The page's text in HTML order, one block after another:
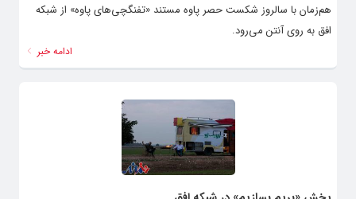
هم‌زمان با سالروز شکست حصر پاوه مستند «تفنگچی‌های پاوه» از شبکه
افق به روی آنتن می‌رود.
ادامه خبر